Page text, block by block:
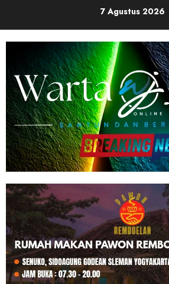
content
7 Agustus 2026